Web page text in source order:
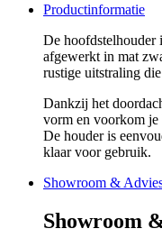
Productinformatie
De hoofdstelhouder
afgewerkt in mat
rustige uitstraling
Dankzij het
vorm en voorkom je
De houder is
klaar voor gebruik.
Showroom &
Showroom